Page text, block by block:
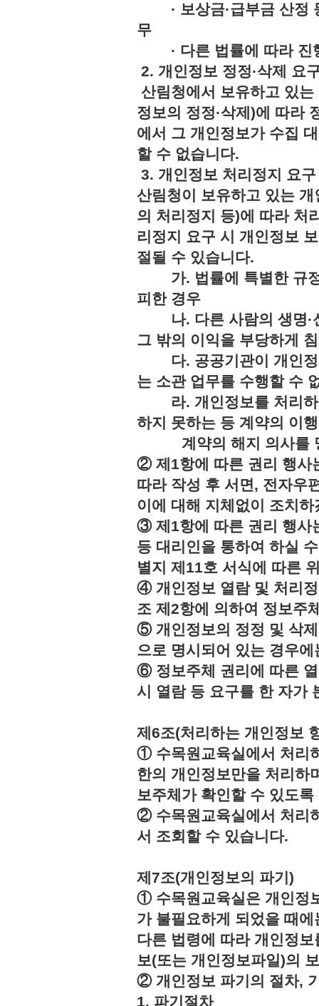
· 보상금·급부금 산정
무
· 다른 법률에 따라 진
2. 개인정보 정정·삭제 요
산림청에서 보유하고 있
정보의 정정·삭제)에 따라
에서 그 개인정보가 수집
할 수 없습니다.
3. 개인정보 처리정지 요구
산림청이 보유하고 있는
의 처리정지 등)에 따라 처
리정지 요구 시 개인정보
절될 수 있습니다.
가. 법률에 특별한 규정
피한 경우
나. 다른 사람의 생명·
그 밖의 이익을 부당하게
다. 공공기관이 개인정
는 소관 업무를 수행할 수
라. 개인정보를 처리하
하지 못하는 등 계약의 이
계약의 해지 의사를 명
② 제1항에 따른 권리 행사
따라 작성 후 서면, 전자우
이에 대해 지체없이 조치하
③ 제1항에 따른 권리 행사
등 대리인을 통하여 하실
별지 제11호 서식에 따른
④ 개인정보 열람 및 처리
조 제2항에 의하여 정보주
⑤ 개인정보의 정정 및 삭
으로 명시되어 있는 경우
⑥ 정보주체 권리에 따른
시 열람 등 요구를 한 자가
제6조(처리하는 개인정보
① 수목원교육실에서 처리
한의 개인정보만을 처리하
보주체가 확인할 수 있도
② 수목원교육실에서 처리
서 조회할 수 있습니다.
제7조(개인정보의 파기)
① 수목원교육실은 개인정
가 불필요하게 되었을 때
다른 법령에 따라 개인정
보(또는 개인정보파일)의
② 개인정보 파기의 절차,
1. 파기절차